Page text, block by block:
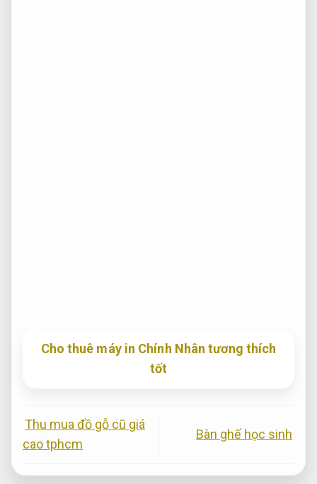
Cho thuê máy in Chính Nhân tương thích
tốt
Thu mua đồ gỗ cũ giá
cao tphcm
Bàn ghế học sinh